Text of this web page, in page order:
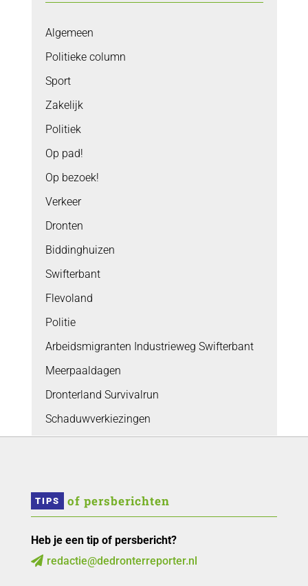
Algemeen
Politieke column
Sport
Zakelijk
Politiek
Op pad!
Op bezoek!
Verkeer
Dronten
Biddinghuizen
Swifterbant
Flevoland
Politie
Arbeidsmigranten Industrieweg Swifterbant
Meerpaaldagen
Dronterland Survivalrun
Schaduwverkiezingen
TIPS of persberichten
Heb je een tip of persbericht?
 redactie@dedronterreporter.nl